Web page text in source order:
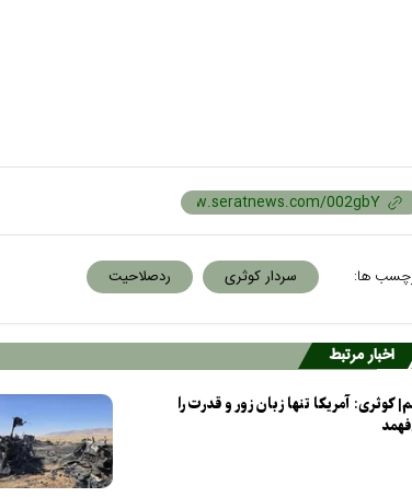
ها: سردار کوثری ردصلاحیت
اخبار مرتبط
کوثری: آمریکا تنها زبان زور و قدرت را